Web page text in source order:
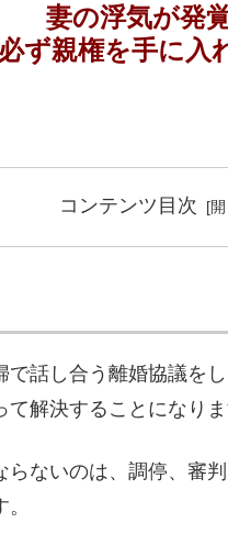
妻の浮気が発
ず親権を手に入
コンテンツ目次
話し合う離婚協議を
解決することになりま
ないのは、調停、審